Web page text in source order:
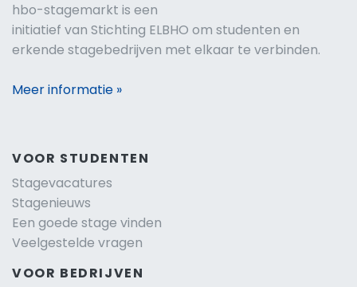
hbo-stagemarkt is een
initiatief van Stichting ELBHO om studenten en
erkende stagebedrijven met elkaar te verbinden.
Meer informatie »
VOOR STUDENTEN
Stagevacatures
Stagenieuws
Een goede stage vinden
Veelgestelde vragen
VOOR BEDRIJVEN